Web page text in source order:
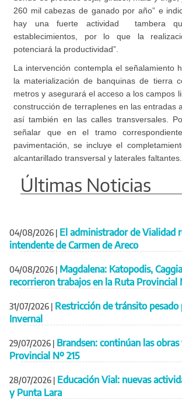
260 mil cabezas de ganado por año” e
hay una fuerte actividad tambera
establecimientos, por lo que la
potenciará la productividad”.
La intervención contempla el señalamiento
la materialización de banquinas de tierra
metros y asegurará el acceso a los campos
construcción de terraplenes en las entradas
así también en las calles transversales.
señalar que en el tramo
pavimentación, se incluye el
alcantarillado transversal y laterales faltantes.
Últimas Noticias
04/08/2026 | El administrador de Vialidad
intendente de Carmen de Areco
04/08/2026 | Magdalena: Katopodis,
recorrieron trabajos en la Ruta Provincial
31/07/2026 | Restricción de tránsito pesado
Invernal
29/07/2026 | Brandsen: continúan las
Provincial Nº 215
28/07/2026 | Educación Vial: nuevas
y Punta Lara